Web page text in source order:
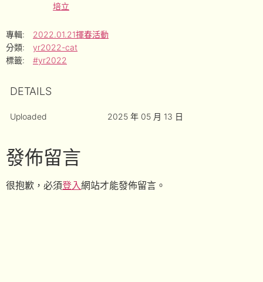
培立
專輯:
2022.01.21揮春活動
分類:
yr2022-cat
標籤:
#yr2022
DETAILS
Uploaded 2025 年 05 月 13 日
發佈留言
很抱歉，必須登入網站才能發佈留言。